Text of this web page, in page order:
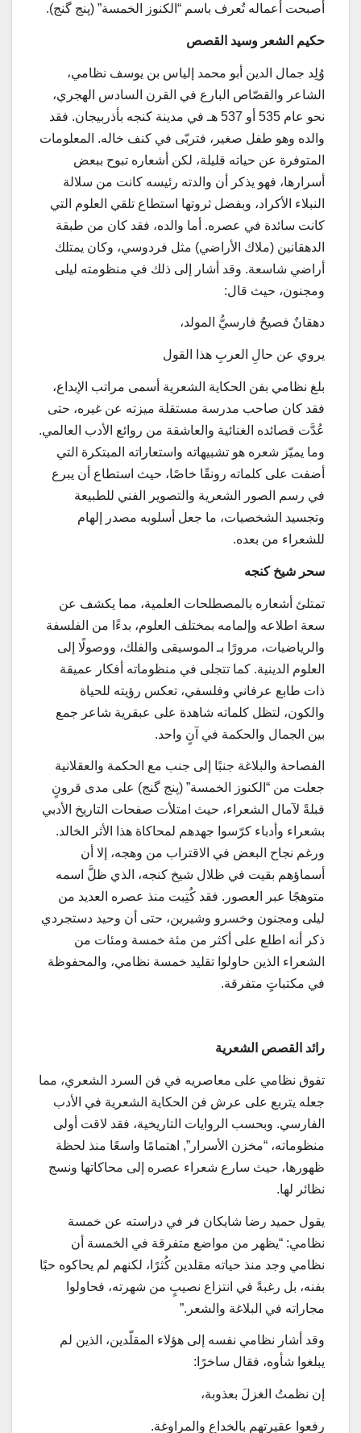
أصبحت أعماله تُعرف باسم “الكنوز الخمسة” (پنج گنج).
حكيم الشعر وسيد القصص
وُلِد جمال الدين أبو محمد إلياس بن يوسف نظامي،
الشاعر والقصّاص البارع في القرن السادس الهجري،
نحو عام 535 أو 537 هـ في مدينة كنجه بأذربيجان. فقد
والده وهو طفل صغير، فتربّى في كنف خاله. المعلومات
المتوفرة عن حياته قليلة، لكن أشعاره تبوح ببعض
أسرارها، فهو يذكر أن والدته رئيسه كانت من سلالة
النبلاء الأكراد، وبفضل ثروتها استطاع تلقي العلوم التي
كانت سائدة في عصره. أما والده، فقد كان من طبقة
الدهقانين (ملاك الأراضي) مثل فردوسي، وكان يمتلك
أراضي شاسعة. وقد أشار إلى ذلك في منظومته ليلى
ومجنون، حيث قال:
دهقانٌ فصيحٌ فارسيُّ المولد،
يروي عن حالِ العربِ هذا القول
بلغ نظامي بفن الحكاية الشعرية أسمى مراتب الإبداع،
فقد كان صاحب مدرسة مستقلة ميزته عن غيره، حتى
عُدَّت قصائده الغنائية والعاشقة من روائع الأدب العالمي.
وما يميّز شعره هو تشبيهاته واستعاراته المبتكرة التي
أضفت على كلماته رونقًا خاصًا، حيث استطاع أن يبرع
في رسم الصور الشعرية والتصوير الفني للطبيعة
وتجسيد الشخصيات، ما جعل أسلوبه مصدر إلهام
للشعراء من بعده.
سحر شيخ كنجه
تمتلئ أشعاره بالمصطلحات العلمية، مما يكشف عن
سعة اطلاعه وإلمامه بمختلف العلوم، بدءًا من الفلسفة
والرياضيات، مرورًا بـ الموسيقى والفلك، ووصولًا إلى
العلوم الدينية. كما تتجلى في منظوماته أفكار عميقة
ذات طابع عرفاني وفلسفي، تعكس رؤيته للحياة
والكون، لتظل كلماته شاهدة على عبقرية شاعر جمع
بين الجمال والحكمة في آنٍ واحد.
الفصاحة والبلاغة جنبًا إلى جنب مع الحكمة والعقلانية
جعلت من “الكنوز الخمسة” (پنج گنج) على مدى قرونٍ
قبلةً لآمال الشعراء، حيث امتلأت صفحات التاريخ الأدبي
بشعراء وأدباء كرّسوا جهدهم لمحاكاة هذا الأثر الخالد.
ورغم نجاح البعض في الاقتراب من وهجه، إلا أن
أسماؤهم بقيت في ظلال شيخ كنجه، الذي ظلَّ اسمه
متوهجًا عبر العصور. فقد كُتِبت منذ عصره العديد من
ليلى ومجنون وخسرو وشيرين، حتى أن وحيد دستجردي
ذكر أنه اطلع على أكثر من مئة خمسة ومئات من
الشعراء الذين حاولوا تقليد خمسة نظامي، والمحفوظة
في مكتباتٍ متفرقة.
رائد القصص الشعرية
تفوق نظامي على معاصريه في فن السرد الشعري، مما
جعله يتربع على عرش فن الحكاية الشعرية في الأدب
الفارسي. وبحسب الروايات التاريخية، فقد لاقت أولى
منظوماته، “مخزن الأسرار”, اهتمامًا واسعًا منذ لحظة
ظهورها، حيث سارع شعراء عصره إلى محاكاتها ونسج
نظائر لها.
يقول حميد رضا شايكان‌ فر في دراسته عن خمسة
نظامي: “يظهر من مواضع متفرقة في الخمسة أن
نظامي وجد منذ حياته مقلدين كُثرًا، لكنهم لم يحاكوه حبًا
بفنه، بل رغبةً في انتزاع نصيبٍ من شهرته، فحاولوا
مجاراته في البلاغة والشعر.”
وقد أشار نظامي نفسه إلى هؤلاء المقلّدين، الذين لم
يبلغوا شأوه، فقال ساخرًا:
إن نظمتُ الغزلَ بعذوبة،
رفعوا عقيرتهم بالخداعِ والمراوغة.